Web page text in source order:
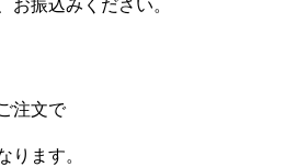
お振込みください。
注文で
ります。